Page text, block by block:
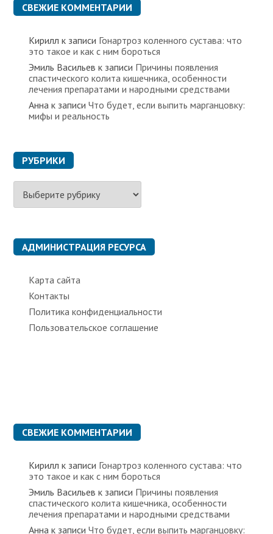
СВЕЖИЕ КОММЕНТАРИИ
Кирилл к записи Гонартроз коленного сустава: что
это такое и как с ним бороться
Эмиль Васильев к записи Причины появления
спастического колита кишечника, особенности
лечения препаратами и народными средствами
Анна к записиЧто будет, если выпить марганцовку:
мифы и реальность
РУБРИКИ
Р
б
к
и АДМИНИСТРАЦИЯ РЕСУРСА
Карта сайта
Контакты
Политика конфиденциальности
Пользовательское соглашение
СВЕЖИЕ КОММЕНТАРИИ
Кирилл к записи Гонартроз коленного сустава: что
это такое и как с ним бороться
Эмиль Васильев к записи Причины появления
спастического колита кишечника, особенности
лечения препаратами и народными средствами
Анна к записиЧто будет, если выпить марганцовку: